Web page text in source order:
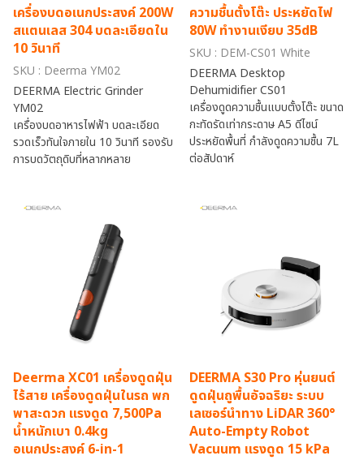
เครื่องบดอเนกประสงค์ 200W
สแตนเลส 304 บดละเอียดใน
10 วินาที
SKU : Deerma YM02
DEERMA Electric Grinder
YM02
เครื่องบดอาหารไฟฟ้า บดละเอียด
รวดเร็วทันใจภายใน 10 วินาที รองรับ
การบดวัตถุดิบที่หลากหลาย
ความชื้นตั้งโต๊ะ ประหยัดไฟ
80W ทำงานเงียบ 35dB
SKU : DEM-CS01 White
DEERMA Desktop
Dehumidifier CS01
เครื่องดูดความชื้นแบบตั้งโต๊ะ ขนาด
กะทัดรัดเท่ากระดาษ A5 ดีไซน์
ประหยัดพื้นที่ กำลังดูดความชื้น 7L
ต่อสัปดาห์
Deerma XC01 เครื่องดูดฝุ่น
ไร้สาย เครื่องดูดฝุ่นในรถ พก
พาสะดวก แรงดูด 7,500Pa
น้ำหนักเบา 0.4kg
อเนกประสงค์ 6-in-1
DEERMA S30 Pro หุ่นยนต์
ดูดฝุ่นถูพื้นอัจฉริยะ ระบบ
เลเซอร์นำทาง LiDAR 360°
Auto-Empty Robot
Vacuum แรงดูด 15 kPa